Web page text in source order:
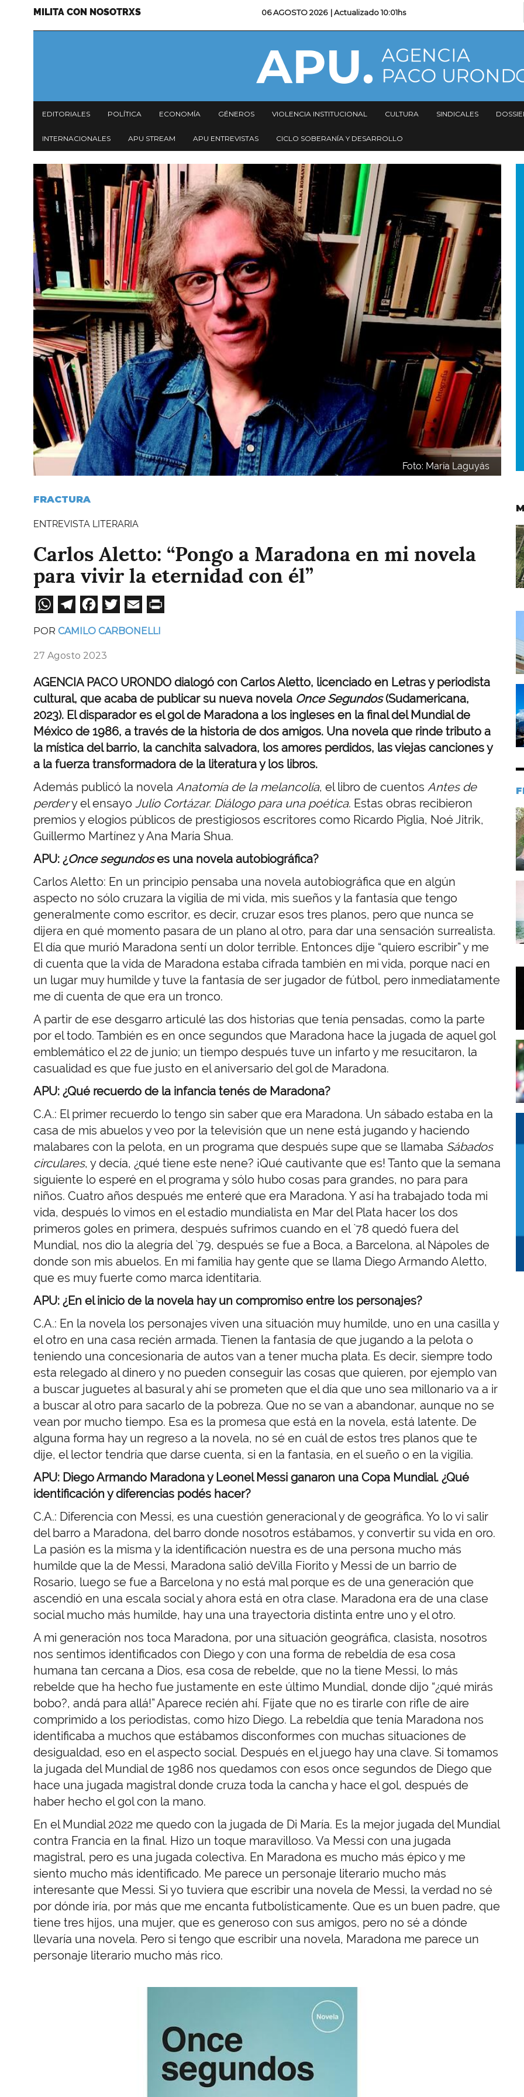
Menu
MILITA CON NOSOTRXS 06 AGOSTO 2026 | Actualizado10:01hs
Navegación
principal
EDITORIALES POLÍTICA ECONOMÍA GÉNEROS VIOLENCIA INSTITUCIONAL CULTURA SINDICALES
INTERNACIONALES APU STREAM APU ENTREVISTAS CICLO SOBERANÍA Y DESARROLLO
Imagen
Foto: María Laguyás
FRACTURA
ENTREVISTA LITERARIA
Carlos Aletto: “Pongo a Maradona en mi novela
para vivir la eternidad con él”
WhatsApp
Telegram
Facebook
Twitter
Email
POR CAMILO CARBONELLI
27 Agosto 2023
AGENCIA PACO URONDO dialogó con Carlos Aletto, licenciado en Letras y periodista
cultural, que acaba de publicar su nueva novela Once Segundos(Sudamericana,
2023). El disparador es el gol de Maradona a los ingleses en la final del Mundial de
México de 1986, a través de la historia de dos amigos. Una novela que rinde tributo a
la mística del barrio, la canchita salvadora, los amores perdidos, las viejas canciones y
a la fuerza transformadora de la literatura y los libros.
Además publicó la novela Anatomía de la melancolía, el libro de cuentos Antes de
perdery el ensayo Julio Cortázar. Diálogo para una poética. Estas obras recibieron
premios y elogios públicos de prestigiosos escritores como Ricardo Piglia, Noé Jitrik,
Guillermo Martínez y Ana María Shua.
APU: ¿Once segundoses una novela autobiográfica?
Carlos Aletto: En un principio pensaba una novela autobiográfica que en algún
aspecto no sólo cruzara la vigilia de mi vida, mis sueños y la fantasía que tengo
generalmente como escritor, es decir, cruzar esos tres planos, pero que nunca se
dijera en qué momento pasara de un plano al otro, para dar una sensación surrealista.
El día que murió Maradona sentí un dolor terrible. Entonces dije “quiero escribir” y me
di cuenta que la vida de Maradona estaba cifrada también en mi vida, porque nací en
un lugar muy humilde y tuve la fantasía de ser jugador de fútbol, pero inmediatamente
me di cuenta de que era un tronco.
A partir de ese desgarro articulé las dos historias que tenía pensadas, como la parte
por el todo. También es en once segundos que Maradona hace la jugada de aquel gol
emblemático el 22 de junio; un tiempo después tuve un infarto y me resucitaron, la
casualidad es que fue justo en el aniversario del gol de Maradona.
APU: ¿Qué recuerdo de la infancia tenés de Maradona?
C.A.: El primer recuerdo lo tengo sin saber que era Maradona. Un sábado estaba en la
casa de mis abuelos y veo por la televisión que un nene está jugando y haciendo
malabares con la pelota, en un programa que después supe que se llamaba Sábados
circulares, y decía, ¿qué tiene este nene? ¡Qué cautivante que es! Tanto que la semana
siguiente lo esperé en el programa y sólo hubo cosas para grandes, no para para
niños. Cuatro años después me enteré que era Maradona. Y así ha trabajado toda mi
vida, después lo vimos en el estadio mundialista en Mar del Plata hacer los dos
primeros goles en primera, después sufrimos cuando en el `78 quedó fuera del
Mundial, nos dio la alegría del `79, después se fue a Boca, a Barcelona, al Nápoles de
donde son mis abuelos. En mi familia hay gente que se llama Diego Armando Aletto,
que es muy fuerte como marca identitaria.
APU: ¿En el inicio de la novela hay un compromiso entre los personajes?
C.A.: En la novela los personajes viven una situación muy humilde, uno en una casilla y
el otro en una casa recién armada. Tienen la fantasía de que jugando a la pelota o
teniendo una concesionaria de autos van a tener mucha plata. Es decir, siempre todo
esta relegado al dinero y no pueden conseguir las cosas que quieren, por ejemplo van
a buscar juguetes al basural y ahí se prometen que el día que uno sea millonario va a ir
a buscar al otro para sacarlo de la pobreza. Que no se van a abandonar, aunque no se
vean por mucho tiempo. Esa es la promesa que está en la novela, está latente. De
alguna forma hay un regreso a la novela, no sé en cuál de estos tres planos que te
dije, el lector tendría que darse cuenta, si en la fantasía, en el sueño o en la vigilia.
APU: Diego Armando Maradona y Leonel Messi ganaron una Copa Mundial. ¿Qué
identificación y diferencias podés hacer?
C.A.: Diferencia con Messi, es una cuestión generacional y de geográfica. Yo lo vi salir
del barro a Maradona, del barro donde nosotros estábamos, y convertir su vida en oro.
La pasión es la misma y la identificación nuestra es de una persona mucho más
humilde que la de Messi, Maradona salió deVilla Fiorito y Messi de un barrio de
Rosario, luego se fue a Barcelona y no está mal porque es de una generación que
ascendió en una escala social y ahora está en otra clase. Maradona era de una clase
social mucho más humilde, hay una una trayectoria distinta entre uno y el otro.
A mi generación nos toca Maradona, por una situación geográfica, clasista, nosotros
nos sentimos identificados con Diego y con una forma de rebeldía de esa cosa
humana tan cercana a Dios, esa cosa de rebelde, que no la tiene Messi, lo más
rebelde que ha hecho fue justamente en este último Mundial, donde dijo “¿qué mirás
bobo?, andá para allá!” Aparece recién ahí. Fíjate que no es tirarle con rifle de aire
comprimido a los periodistas, como hizo Diego. La rebeldía que tenía Maradona nos
identificaba a muchos que estábamos disconformes con muchas situaciones de
desigualdad, eso en el aspecto social. Después en el juego hay una clave. Si tomamos
la jugada del Mundial de 1986 nos quedamos con esos once segundos de Diego que
hace una jugada magistral donde cruza toda la cancha y hace el gol, después de
haber hecho el gol con la mano.
En el Mundial 2022 me quedo con la jugada de Di María. Es la mejor jugada del Mundial
contra Francia en la final. Hizo un toque maravilloso. Va Messi con una jugada
magistral, pero es una jugada colectiva. En Maradona es mucho más épico y me
siento mucho más identificado. Me parece un personaje literario mucho más
interesante que Messi. Si yo tuviera que escribir una novela de Messi, la verdad no sé
por dónde iría, por más que me encanta futbolísticamente. Que es un buen padre, que
tiene tres hijos, una mujer, que es generoso con sus amigos, pero no sé a dónde
llevaría una novela. Pero si tengo que escribir una novela, Maradona me parece un
personaje literario mucho más rico.